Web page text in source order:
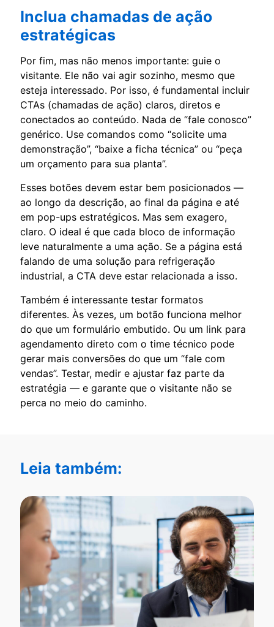
Inclua chamadas de ação
estratégicas
Por fim, mas não menos importante: guie o
visitante. Ele não vai agir sozinho, mesmo que
esteja interessado. Por isso, é fundamental incluir
CTAs (chamadas de ação) claros, diretos e
conectados ao conteúdo. Nada de “fale conosco”
genérico. Use comandos como “solicite uma
demonstração”, “baixe a ficha técnica” ou “peça
um orçamento para sua planta”.
Esses botões devem estar bem posicionados —
ao longo da descrição, ao final da página e até
em pop-ups estratégicos. Mas sem exagero,
claro. O ideal é que cada bloco de informação
leve naturalmente a uma ação. Se a página está
falando de uma solução para refrigeração
industrial, a CTA deve estar relacionada a isso.
Também é interessante testar formatos
diferentes. Às vezes, um botão funciona melhor
do que um formulário embutido. Ou um link para
agendamento direto com o time técnico pode
gerar mais conversões do que um “fale com
vendas”. Testar, medir e ajustar faz parte da
estratégia — e garante que o visitante não se
perca no meio do caminho.
Leia também: